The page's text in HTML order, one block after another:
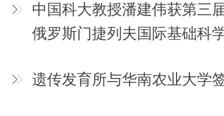
中国科大教授潘建伟获第三
俄罗斯门捷列夫国际基础科
遗传发育所与华南农业大学